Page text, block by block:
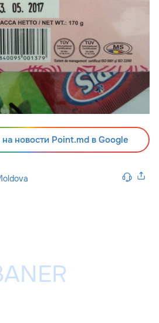
новости Point.md в Google